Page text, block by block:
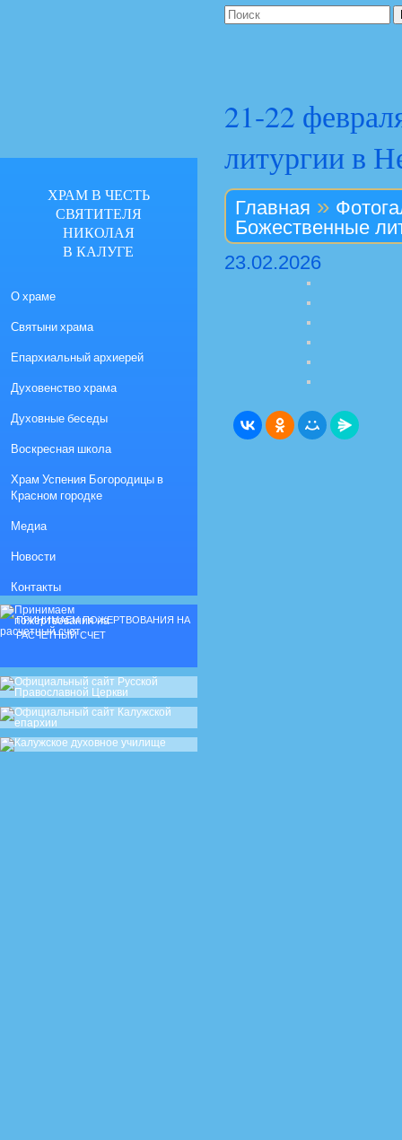
21-22
литургии в
Главная »
Божественные
23.02.2026
ХРАМ В ЧЕСТЬ
СВЯТИТЕЛЯ
НИКОЛАЯ
В КАЛУГЕ
О храме
Святыни храма
Епархиальный архиерей
Духовенство храма
Духовные беседы
Воскресная школа
Храм Успения Богородицы в
Красном городке
Медиа
Новости
Контакты
ПРИНИМАЕМ ПОЖЕРТВОВАНИЯ НА
РАСЧЕТНЫЙ СЧЕТ